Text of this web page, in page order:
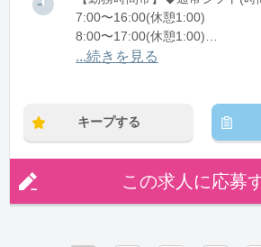
7:00〜16:00(休憩1:00)
8:00〜17:00(休憩1:00)
12:00〜21:00(休憩1:00)
...続きを見る
キープする
この求人に応募